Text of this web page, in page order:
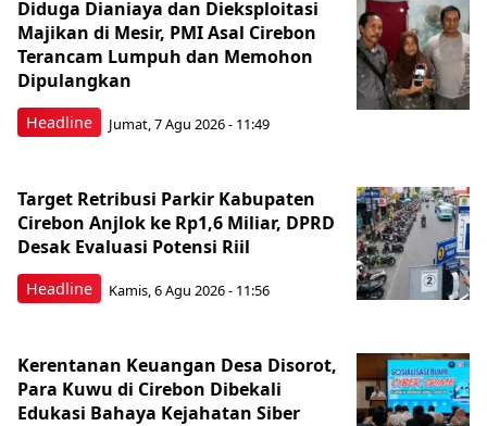
Headline
Diduga Dianiaya dan Dieksploitasi
Majikan di Mesir, PMI Asal Cirebon
Terancam Lumpuh dan Memohon
Dipulangkan
Jumat, 7 Agu 2026 - 11:49
Headline
Target Retribusi Parkir Kabupaten
Cirebon Anjlok ke Rp1,6 Miliar, DPRD
Desak Evaluasi Potensi Riil
Kamis, 6 Agu 2026 - 11:56
Kerentanan Keuangan Desa Disorot,
Para Kuwu di Cirebon Dibekali
Edukasi Bahaya Kejahatan Siber